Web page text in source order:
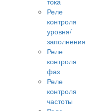
Реле
контроля
уровня/
заполнения
Реле
контроля
фаз
Реле
контроля
частоты